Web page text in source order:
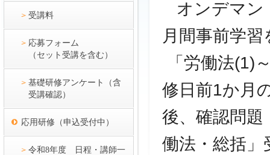
受講料
応募フォーム
（セット受講を含む）
基礎研修アンケート（含
受講確認）
応用研修（申込受付中）
令和8年度 日程・講師一
オンデマン
月間事前学
「労働法(1)
修日前1か月
後、確認問
働法・総括